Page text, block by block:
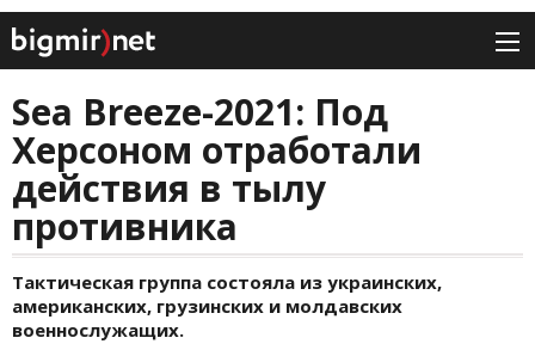
Sea Breeze-2021: Под
Херсоном отработали
действия в тылу
противника
Тактическая группа состояла из украинских,
американских, грузинских и молдавских
военнослужащих.